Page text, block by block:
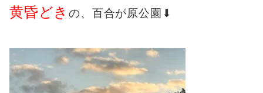
黄昏どきの、百合が原公園⬇︎